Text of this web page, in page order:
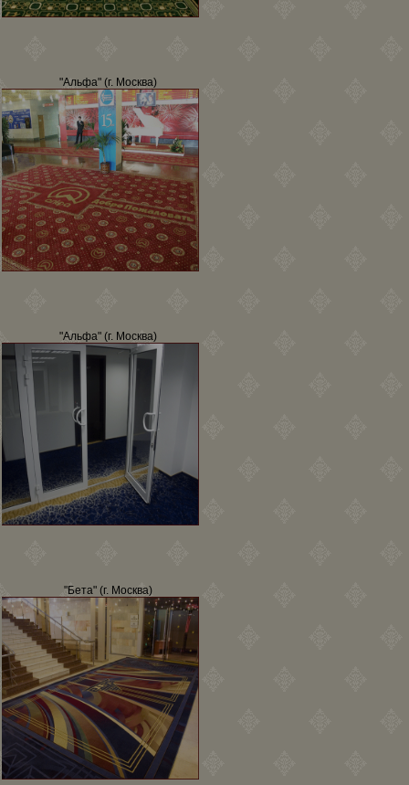
"Альфа" (г. Москва)
"Альфа" (г. Москва)
"Бета" (г. Москва)